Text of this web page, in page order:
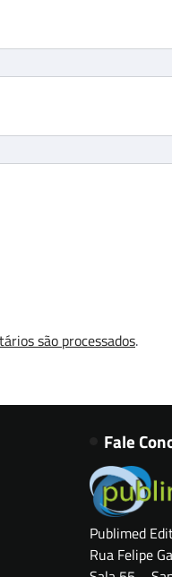
são processados.
Fale
Publimed
Rua Felipe